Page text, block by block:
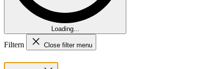
Loading...
Filtern Close filter menu